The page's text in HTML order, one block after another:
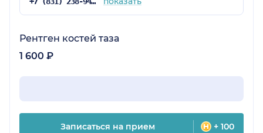
Рентген костей таза
1 600 ₽
Записаться на прием + 100